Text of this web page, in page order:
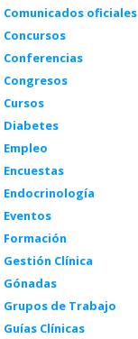
Comunicados oficiales
Concursos
Conferencias
Congresos
Cursos
Diabetes
Empleo
Encuestas
Endocrinología
Eventos
Formación
Gestión Clínica
Gónadas
Grupos de Trabajo
Guías Clínicas